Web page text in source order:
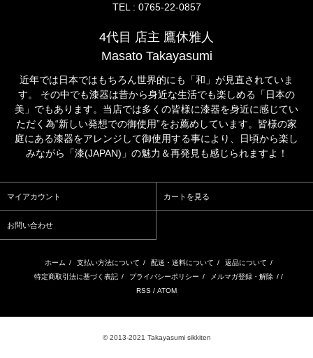
TEL : 0765-22-0857
4代目 店主 鷹休雅人
Masato Takayasumi
近年では日本ではもちろん世界的にも「和」が見直されていま
す。 その中でも漆器は昔から身近な生活でも楽しめる「日本の
美」でもあります。当店では多くの皆様に漆器を身近に感じてい
ただく為“新しい発想での御使用”をお薦めしています。皆様の家
庭にある漆器をアレンジして御使用する事により、日頃から楽し
みながら「漆(JAPAN)」の魅力＆再発見も感じられますよ！
マイアカウント カートを見る
お問い合わせ
ホーム / 支払い方法について / 配送・送料について / 返品について /
特定商取引法に基づく表記 / プライバシーポリシー / メルマガ登録・解除 / /
RSS / ATOM
© 2013-2021 Takayasumi sikkiten